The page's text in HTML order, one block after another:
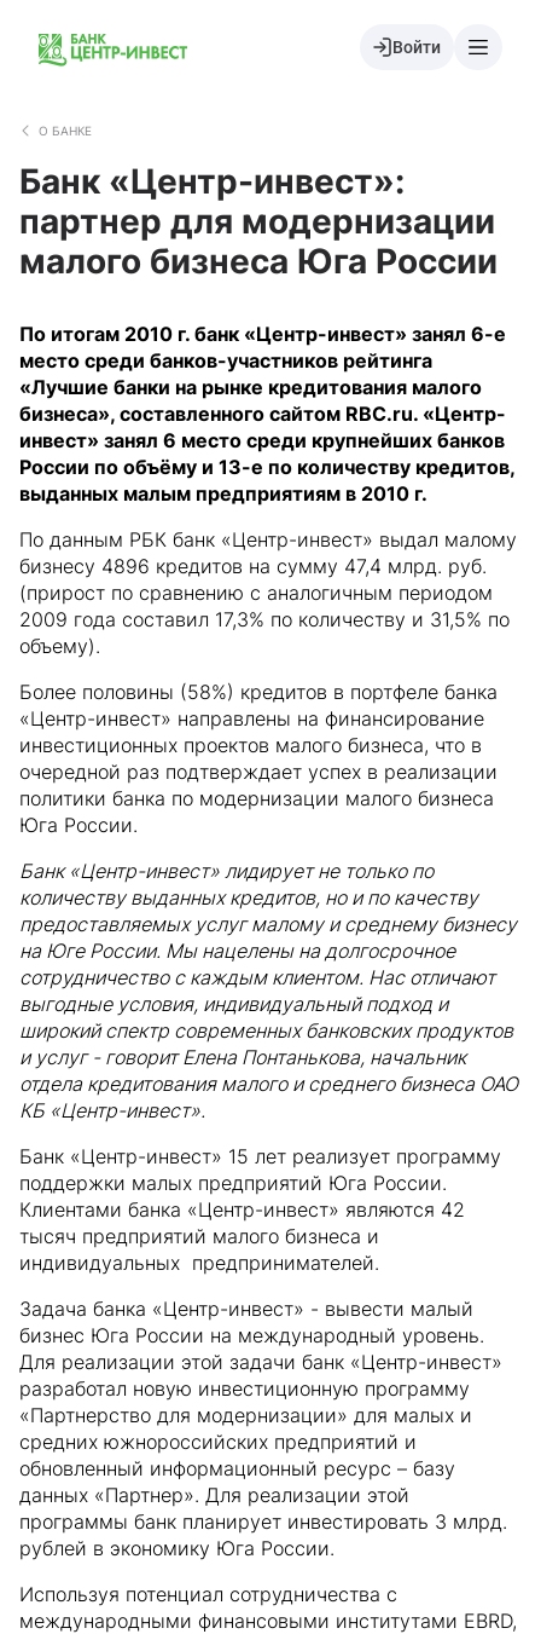
Войти
О БАНКЕ
Банк «Центр-инвест»:
партнер для модернизации
малого бизнеса Юга России
По итогам 2010 г. банк «Центр-инвест» занял 6-е
место среди банков-участников рейтинга
«Лучшие банки на рынке кредитования малого
бизнеса», составленного сайтом RBC.ru. «Центр-
инвест» занял 6 место среди крупнейших банков
России по объёму и 13-е по количеству кредитов,
выданных малым предприятиям в 2010 г.
По данным РБК банк «Центр-инвест» выдал малому
бизнесу 4896 кредитов на сумму 47,4 млрд. руб.
(прирост по сравнению с аналогичным периодом
2009 года составил 17,3% по количеству и 31,5% по
объему).
Более половины (58%) кредитов в портфеле банка
«Центр-инвест» направлены на финансирование
инвестиционных проектов малого бизнеса, что в
очередной раз подтверждает успех в реализации
политики банка по модернизации малого бизнеса
Юга России.
Банк «Центр-инвест» лидирует не только по
количеству выданных кредитов, но и по качеству
предоставляемых услуг малому и среднему бизнесу
на Юге России. Мы нацелены на долгосрочное
сотрудничество с каждым клиентом. Нас отличают
выгодные условия, индивидуальный подход и
широкий спектр современных банковских продуктов
и услуг - говорит Елена Понтанькова, начальник
отдела кредитования малого и среднего бизнеса ОАО
КБ «Центр-инвест».
Банк «Центр-инвест» 15 лет реализует программу
поддержки малых предприятий Юга России.
Клиентами банка «Центр-инвест» являются 42
тысяч предприятий малого бизнеса и
индивидуальных предпринимателей.
Задача банка «Центр-инвест» - вывести малый
бизнес Юга России на международный уровень.
Для реализации этой задачи банк «Центр-инвест»
разработал новую инвестиционную программу
«Партнерство для модернизации» для малых и
средних южнороссийских предприятий и
обновленный информационный ресурс – базу
данных «Партнер». Для реализации этой
программы банк планирует инвестировать 3 млрд.
рублей в экономику Юга России.
Используя потенциал сотрудничества с
международными финансовыми институтами EBRD,